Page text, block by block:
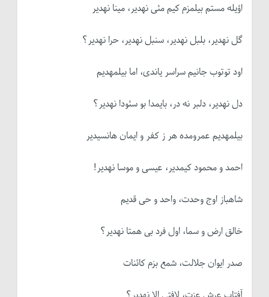
اؤیله مستم بیلمزم کیم مئی نه­دیر، مینا نه­دیر
گل نه­دیر، بلبل نه­دیر، سنبل نه­دیر، حرا نه­دیر؟
اود توتوب جانیم سراسر یاندی، اما بیلمه­دیم
دل نه­دیر، دلبر نه در، بایمدا بو سئودا نه­دیر؟
بیلمه­دیم عمرومده هر ز کفر و ایمان هانسی­دیر
احمد و محمود کیمدیر، عیسی و موسا نه­دیر!
شاهباز اوج وحدت، واحد و حی قدیم
خالق ارض و سما، اول فرد بی همتا نه­دیر؟
صدر ایوان جلالت، شمع بزم کائنات